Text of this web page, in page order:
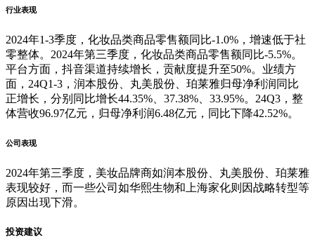
行业表现
2024年1-3季度，化妆品类商品零售额同比-1.0%，增速低于社
零整体。2024年第三季度，化妆品类商品零售额同比-5.5%。
平台方面，抖音渠道持续增长，贡献度提升至50%。业绩方
面，24Q1-3，润本股份、丸美股份、珀莱雅归母净利润同比
正增长，分别同比增长44.35%、37.38%、33.95%。24Q3，整
体营收96.97亿元，归母净利润6.48亿元，同比下降42.52%。
公司表现
2024年第三季度，美妆品牌商如润本股份、丸美股份、珀莱雅
表现较好，而一些公司如华熙生物和上海家化则因战略转型等
原因出现下滑。
投资建议